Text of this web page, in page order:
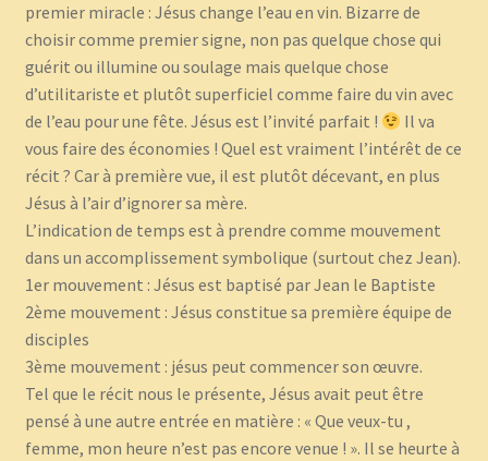
premier miracle : Jésus change l’eau en vin. Bizarre de
choisir comme premier signe, non pas quelque chose qui
guérit ou illumine ou soulage mais quelque chose
d’utilitariste et plutôt superficiel comme faire du vin avec
de l’eau pour une fête. Jésus est l’invité parfait !
Il va
vous faire des économies ! Quel est vraiment l’intérêt de ce
récit ? Car à première vue, il est plutôt décevant, en plus
Jésus à l’air d’ignorer sa mère.
L’indication de temps est à prendre comme mouvement
dans un accomplissement symbolique (surtout chez Jean).
1er mouvement : Jésus est baptisé par Jean le Baptiste
2ème mouvement : Jésus constitue sa première équipe de
disciples
3ème mouvement : jésus peut commencer son œuvre.
Tel que le récit nous le présente, Jésus avait peut être
pensé à une autre entrée en matière : « Que veux-tu ,
femme, mon heure n’est pas encore venue ! ». Il se heurte à